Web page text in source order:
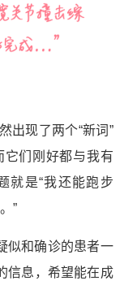
出现了两个“新词”
它们刚好都与我有
就是“我还能跑步
”
似和确诊的患者一
信息，希望能在成